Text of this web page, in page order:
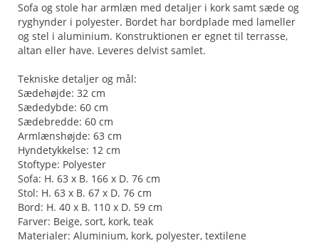
Sofa og stole har armlæn med detaljer i kork samt sæde og
ryghynder i polyester. Bordet har bordplade med lameller
og stel i aluminium. Konstruktionen er egnet til terrasse,
altan eller have. Leveres delvist samlet.
Tekniske detaljer og mål:
Sædehøjde: 32 cm
Sædedybde: 60 cm
Sædebredde: 60 cm
Armlænshøjde: 63 cm
Hyndetykkelse: 12 cm
Stoftype: Polyester
Sofa: H. 63 x B. 166 x D. 76 cm
Stol: H. 63 x B. 67 x D. 76 cm
Bord: H. 40 x B. 110 x D. 59 cm
Farver: Beige, sort, kork, teak
Materialer: Aluminium, kork, polyester, textilene